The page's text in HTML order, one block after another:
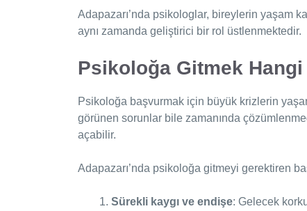
Adapazarı’nda psikologlar, bireylerin yaşam
aynı zamanda geliştirici bir rol üstlenmektedir.
Psikoloğa Gitmek
Psikoloğa başvurmak için büyük krizlerin
görünen sorunlar bile zamanında
açabilir.
Adapazarı’nda psikoloğa gitmeyi gerektiren
Sürekli kaygı ve endişe: Gelecek